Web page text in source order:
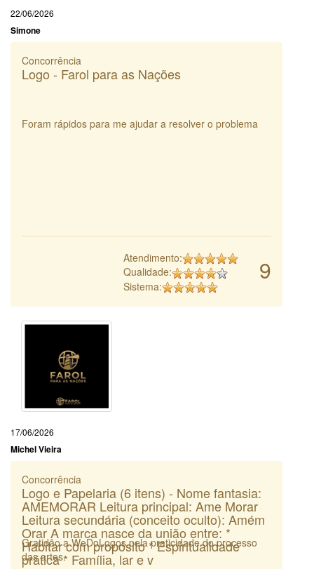
22/06/2026
Simone
Concorrência
Logo - Farol para as Nações
Foram rápidos para me ajudar a resolver o problema
9
Atendimento:
Qualidade:
Sistema:
17/06/2026
Michel Vieira
Concorrência
Logo e Papelaria (6 itens) - Nome fantasia:
AMEMORAR Leitura principal: Ame Morar
Leitura secundária (conceito oculto): Amém
Orar A marca nasce da união entre: *
Habitar com propósito * Espiritualidade
prática * Família, lar e v
Gratidão a WeDoLogos pela praticidade do processo
das artes.